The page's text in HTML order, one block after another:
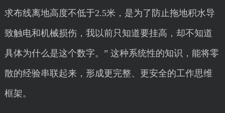
求布线离地高度不低于2.5米，是为了防止拖地积水导
致触电和机械损伤，我以前只知道要挂高，却不知道
具体为什么是这个数字。” 这种系统性的知识，能将零
散的经验串联起来，形成更完整、更安全的工作思维
框架。